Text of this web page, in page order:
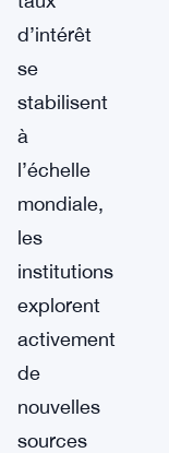
d’intérêt
se
stabilisent
à
l’échelle
mondiale,
les
institutions
explorent
activement
de
nouvelles
sources